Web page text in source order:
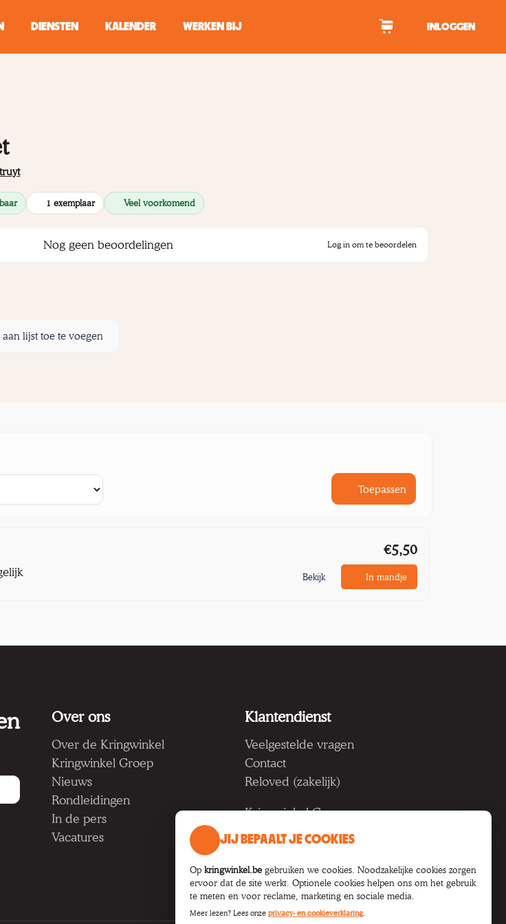
DIENSTEN KALENDER WERKEN BIJ INLOGGEN
1 exemplaar Veel voorkomend
Nog geen beoordelingen Log in om te beoordelen
lijst toe te voegen
Toepassen
€5,50
Bekijk In mandje
Over ons
Over de Kringwinkel
Kringwinkel Groep
Nieuws
Rondleidingen
In de pers
Vacatures
Klantendienst
Veelgestelde vragen
Contact
Reloved (zakelijk)
Kringwinkel Groep vzw
Koning Albertlaan 124, 9000
BTW BE 1033.922.208
JIJ BEPAALT JE COOKIES
Op kringwinkel.be gebruiken we cookies. Noodzakelijke cookies zorgen
ervoor dat de site werkt. Optionele cookies helpen ons om het gebruik
te meten en voor reclame, marketing en sociale media.
Meer lezen? Lees onze privacy- en cookieverklaring.